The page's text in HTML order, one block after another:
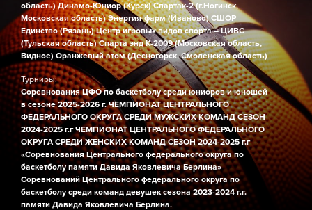
область)Динамо-Юниор (Курск) Спартак-2 (г.Ногинск,
Московская область) Энергия-фарм (Иваново) СШОР
Единство (Рязань) Центр игровых видов спорта – ЦИВС
(Тульская область) Спарта энд К-2009 (Московская область,
Видное) Оранжевый атом (Десногорск, Смоленская область)
Турниры:
Соревнования ЦФО по баскетболу среди юниоров и юношей
в сезоне 2025-2026 г. ЧЕМПИОНАТ ЦЕНТРАЛЬНОГО
ФЕДЕРАЛЬНОГО ОКРУГА СРЕДИ МУЖСКИХ КОМАНД СЕЗОН
2024-2025 г.г ЧЕМПИОНАТ ЦЕНТРАЛЬНОГО ФЕДЕРАЛЬНОГО
ОКРУГА СРЕДИ ЖЕНСКИХ КОМАНД СЕЗОН 2024-2025 г.г
«Соревнования Центрального федерального округа по
баскетболу памяти Давида Яковлевича Берлина»
Соревнований Центрального федерального округа по
баскетболу среди команд девушек сезона 2023-2024 г.г.
памяти Давида Яковлевича Берлина.